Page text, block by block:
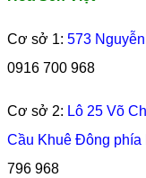
Cơ sở 1: 573
0916 700 968
Cơ sở 2: Lô 25 Võ
Cầu Khuê Đông phía
796 968